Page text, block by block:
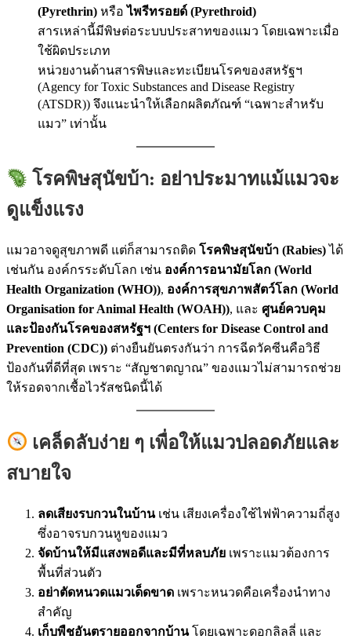
(Pyrethrin) หรือไพรีทรอยด์ (Pyrethroid)
สารเหล่านี้มีพิษต่อระบบประสาทของแมว โดยเฉพาะเมื่อ
ใช้ผิดประเภท
หน่วยงานด้านสารพิษและทะเบียนโรคของสหรัฐฯ
(Agency for Toxic Substances and Disease Registry
(ATSDR)) จึงแนะนำให้เลือกผลิตภัณฑ์ “เฉพาะสำหรับ
แมว” เท่านั้น
โรคพิษสุนัขบ้า: อย่าประมาทแม้แมวจะ
ดูแข็งแรง
แมวอาจดูสุขภาพดี แต่ก็สามารถติด โรคพิษสุนัขบ้า (Rabies)ได้
เช่นกัน องค์กรระดับโลก เช่น องค์การอนามัยโลก (World
Health Organization (WHO)), องค์การสุขภาพสัตว์โลก (World
Organisation for Animal Health (WOAH)), และ ศูนย์ควบคุม
และป้องกันโรคของสหรัฐฯ (Centers for Disease Control and
Prevention (CDC)) ต่างยืนยันตรงกันว่า การฉีดวัคซีนคือวิธี
ป้องกันที่ดีที่สุด เพราะ “สัญชาตญาณ” ของแมวไม่สามารถช่วย
ให้รอดจากเชื้อไวรัสชนิดนี้ได้
เคล็ดลับง่าย ๆ เพื่อให้แมวปลอดภัยและ
สบายใจ
ลดเสียงรบกวนในบ้านเช่น เสียงเครื่องใช้ไฟฟ้าความถี่สูง
ซึ่งอาจรบกวนหูของแมว
จัดบ้านให้มีแสงพอดีและมีที่หลบภัย เพราะแมวต้องการ
พื้นที่ส่วนตัว
อย่าตัดหนวดแมวเด็ดขาด เพราะหนวดคือเครื่องนำทาง
สำคัญ
เก็บพืชอันตรายออกจากบ้านโดยเฉพาะดอกลิลลี่ และ